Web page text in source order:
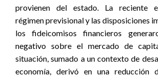
provienen del estado. La reciente
régimen previsional y las disposiciones
los fideicomisos financieros
negativo sobre el mercado de
situación, sumado a un contexto de
economía, derivó en una reducción